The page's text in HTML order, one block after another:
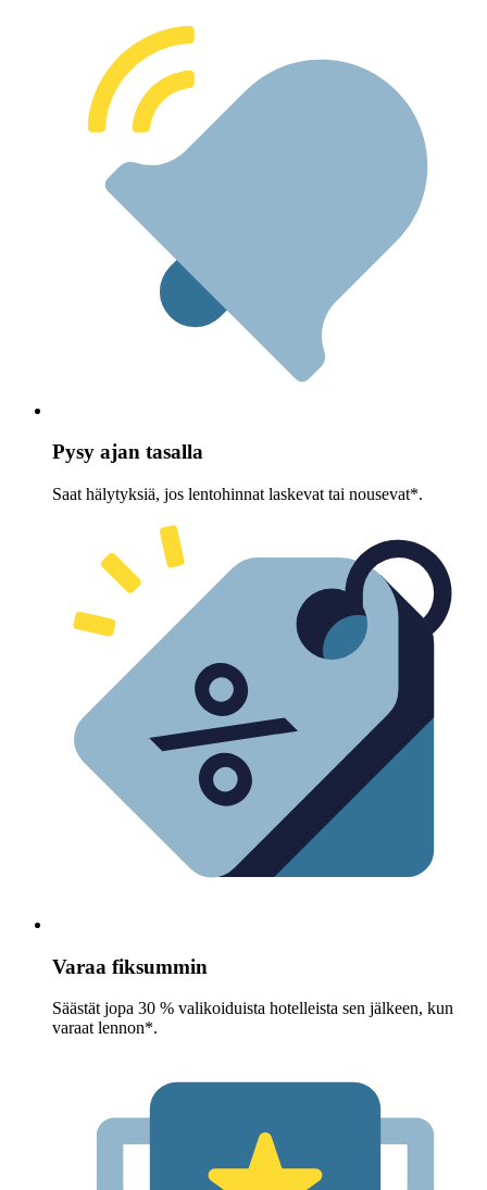
Pysy ajan tasalla
Saat hälytyksiä, jos lentohinnat laskevat tai nousevat*.
Varaa fiksummin
Säästät jopa 30 % valikoiduista hotelleista sen jälkeen, kun
varaat lennon*.